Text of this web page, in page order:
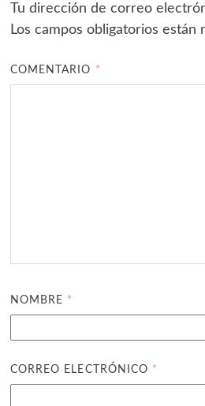
Tu dirección de correo
Los campos obligatorios están
COMENTARIO *
NOMBRE *
CORREO ELECTRÓNICO *